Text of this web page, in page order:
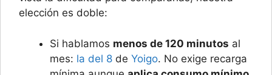
elección es doble:
Si hablamos menos de 120 minutos al
mes: la del 8 de Yoigo. No exige recarga